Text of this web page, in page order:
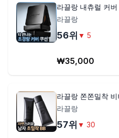
라끌랑 내츄럴 커
라끌랑
56위 ▼ 5
₩35,000
라끌랑 쫀쫀밀착 비
라끌랑
57위 ▼ 30